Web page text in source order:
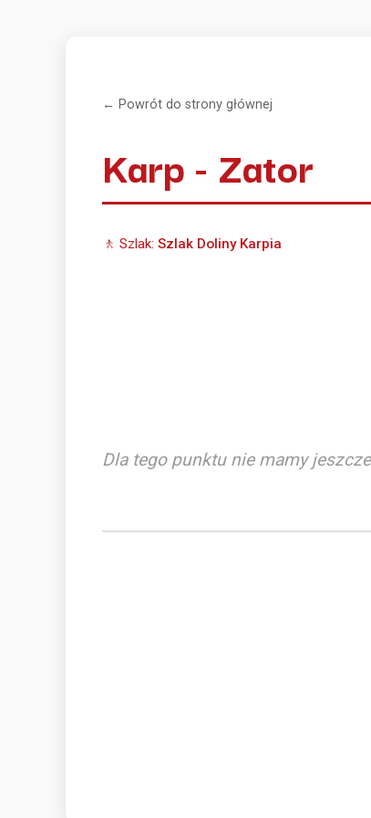
← Powrót do strony głównej
Karp - Zator
🚶 Szlak: Szlak Doliny Karpia
Dla tego punktu nie mamy